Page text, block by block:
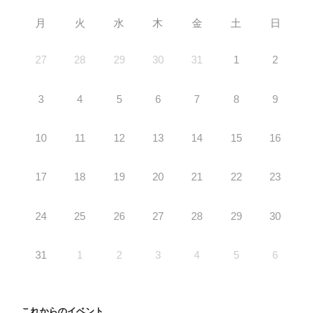
月 火 水 木 金 土 日
27 28 29 30 31 1 2
3 4 5 6 7 8 9
10 11 12 13 14 15 16
17 18 19 20 21 22 23
24 25 26 27 28 29 30
31 1 2 3 4 5 6